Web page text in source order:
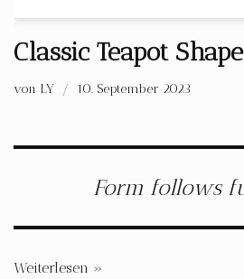
Classic Teapot
von LY 10. September 2023
Form follows
Weiterlesen »